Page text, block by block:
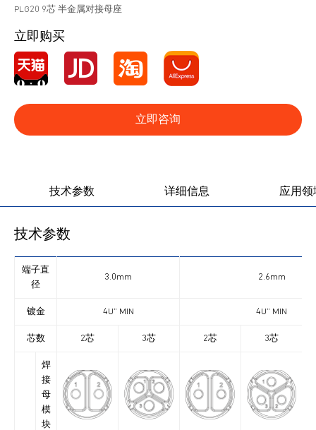
PLG20 9芯 半金属对接母座
立即购买
立即咨询
技术参数 详细信息 应用领
技术参数
端子直
径
3.0mm 2.6mm
镀金 4U” MIN 4U” MIN
芯数 2芯 3芯 2芯 3芯
焊
接
母
模
块